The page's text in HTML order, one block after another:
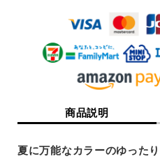
商品説明
夏に万能なカラーのゆった